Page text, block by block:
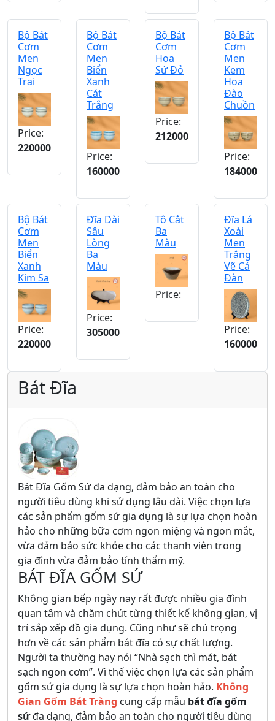
Bộ Bát
Cơm
Men
Ngọc
Trai
Price:
220000
Bộ Bát
Cơm
Men
Biển
Xanh
Cát
Trắng
Price:
160000
Bộ Bát
Cơm
Hoa
Sứ Đỏ
Price:
212000
Bộ Bát
Cơm
Men
Kem
Hoa
Đào
Chuồn
Price:
184000
Bộ Bát
Cơm
Men
Biển
Xanh
Kim Sa
Price:
220000
Đĩa Dài
Sâu
Lòng
Ba
Màu
Price:
305000
Tô Cắt
Ba
Màu
Price:
Đĩa Lá
Xoài
Men
Trắng
Vẽ Cá
Đàn
Price:
160000
Bát Đĩa
Bát Đĩa Gốm Sứ đa dạng, đảm bảo an toàn cho
người tiêu dùng khi sử dụng lâu dài. Việc chọn lựa
các sản phẩm gốm sứ gia dụng là sự lựa chọn hoàn
hảo cho những bữa cơm ngon miệng và ngon mắt,
vừa đảm bảo sức khỏe cho các thanh viên trong
gia đình vừa đảm bảo tính thẩm mỹ.
BÁT ĐĨA GỐM SỨ
Không gian bếp ngày nay rất được nhiều gia đình
quan tâm và chăm chút từng thiết kế không gian, vị
trí sắp xếp đồ gia dụng. Cũng như sẽ chú trọng
hơn về các sản phẩm bát đĩa có sự chất lượng.
Người ta thường hay nói “Nhà sạch thì mát, bát
sạch ngon cơm”. Vì thế việc chọn lựa các sản phẩm
gốm sứ gia dụng là sự lựa chọn hoàn hảo. Không
Gian Gốm Bát Tràng cung cấp mẫu bát đĩa gốm
sứđa dạng, đảm bảo an toàn cho người tiêu dùng